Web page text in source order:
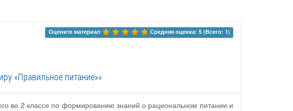
Оцените материал Средняя оценка: 5 (Всего: 1)
«Правильное питание»»
во 2 классе по формированию знаний о рациональном питании и